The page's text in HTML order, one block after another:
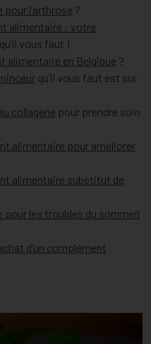
l’arthrose ?
alimentaire : votre
vous faut !
alimentaire en Belgique ?
qu’il vous faut est sur
collagène pour prendre soin
alimentaire pour améliorer
alimentaire substitut de
les troubles du sommeil
d’un complément